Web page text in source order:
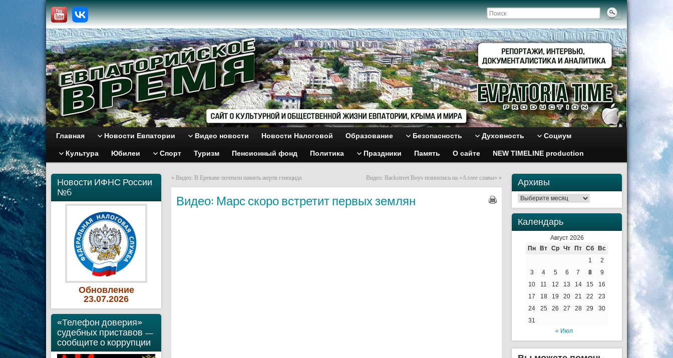
Главная Новости Евпатории Видео новости Новости Налоговой Образование Безопасность Духовность Социум
Культура Юбилеи Спорт Туризм Пенсионный фонд Политика Праздники Память О сайте NEW TIMELINE production
Новости ИФНС России
№6
Обновление
23.07.2026
«Телефон доверия»
судебных приставов —
сообщите о коррупции
« Видео: В Ереване почтили память жертв геноцида Видео: Backstreet Boys появились на «Аллее славы» »
Видео: Марс скоро встретит первых землян
Архивы
Архивы
Календарь
Август 2026
Пн
Вт Ср Чт Пт Сб
Вс
1
2
3
4 5 6 7 8
9
10
11 12 13 14 15
16
17
18 19 20 21 22
23
24
25 26 27 28 29
30
31
« Июл